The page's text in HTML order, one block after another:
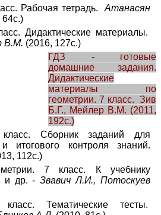
Рабочая тетрадь. Атанасян
64с.)
Дидактические материалы.
В.М. (2016, 127с.)
ГДЗ - готовые
домашние задания.
Дидактические
материалы по
геометрии. 7 класс. Зив
Б.Г., Мейлер В.М. (2011,
192с.)
Сборник заданий для
и итогового контроля знаний.
112с.)
7 класс. К учебнику
и др. -Звавич Л.И., Потоскуев
Тематические тесты.